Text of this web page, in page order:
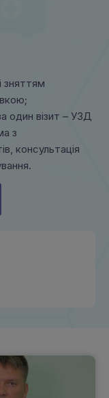
зняттям
один візит – УЗД
з
консультація